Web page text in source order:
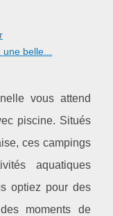
belle...
vous attend
piscine. Situés
ces campings
aquatiques
optiez pour des
moments de